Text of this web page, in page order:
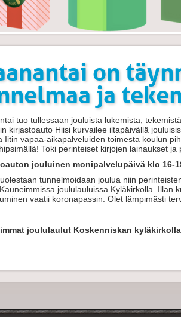
on
ja
tuo tullessaan jouluista lukemista,
kirjastoauto Hiisi kurvailee iltapäivällä
Iitin vapaa-aikapalveluiden toimesta koulun
Toki perinteiset kirjojen lainaukset ja
jouluinen monipalvelupäivä klo 16-
tunnelmoidaan joulua niin
joululauluissa Kyläkirkolla. Illan
vaatii koronapassin. Olet lämpimästi
joululaulut Koskenniskan